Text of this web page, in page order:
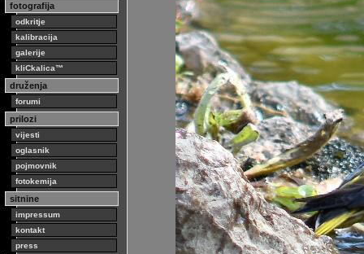
fotografija
odkritje
kalibracija
galerije
kliCkalica™
druženja
forumi
prilozi
vijesti
oglasnik
pojmovnik
fotokemija
sitnine
impressum
kontakt
press